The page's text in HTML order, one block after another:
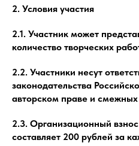
2. Условия участия
2.1. Участник может
количество творческих
2.2. Участники несут
законодательства
авторском праве и
2.3. Организационный
составляет 200 рублей за